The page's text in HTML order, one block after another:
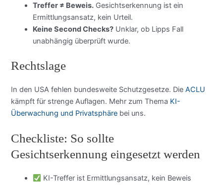
Treffer ≠ Beweis. Gesichtserkennung ist ein
Ermittlungsansatz, kein Urteil.
Keine Second Checks? Unklar, ob Lipps Fall
unabhängig überprüft wurde.
Rechtslage
In den USA fehlen bundesweite Schutzgesetze. DieACLU
kämpft für strenge Auflagen. Mehr zum Thema KI-
Überwachung und Privatsphäre bei uns.
Checkliste: So sollte
Gesichtserkennung eingesetzt werden
KI-Treffer ist Ermittlungsansatz, kein Beweis